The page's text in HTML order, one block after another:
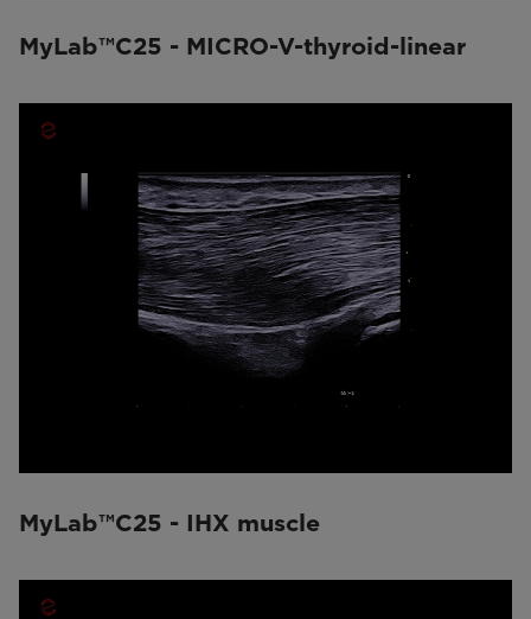
MyLab™C25 - MICRO-V-thyroid-linear
MyLab™C25 - IHX muscle